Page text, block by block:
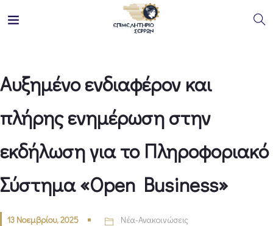
Αυξημένο ενδιαφέρον και
πλήρης ενημέρωση στην
εκδήλωση για το Πληροφοριακό
Σύστημα «Open Business»
13 Νοεμβρίου, 2025 Νέα-Ανακοινώσεις